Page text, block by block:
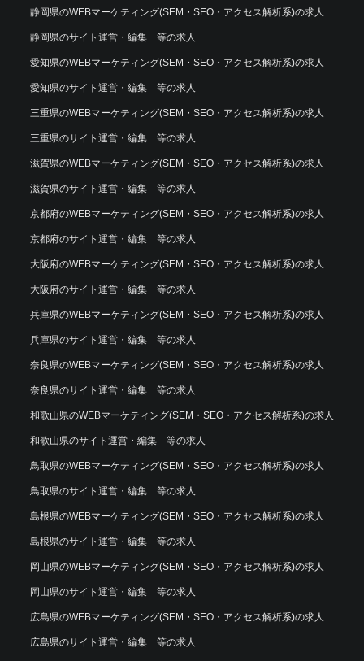
静岡県のWEBマーケティング(SEM・SEO・アクセス解析系)の求人
静岡県のサイト運営・編集 等の求人
愛知県のWEBマーケティング(SEM・SEO・アクセス解析系)の求人
愛知県のサイト運営・編集 等の求人
三重県のWEBマーケティング(SEM・SEO・アクセス解析系)の求人
三重県のサイト運営・編集 等の求人
滋賀県のWEBマーケティング(SEM・SEO・アクセス解析系)の求人
滋賀県のサイト運営・編集 等の求人
京都府のWEBマーケティング(SEM・SEO・アクセス解析系)の求人
京都府のサイト運営・編集 等の求人
大阪府のWEBマーケティング(SEM・SEO・アクセス解析系)の求人
大阪府のサイト運営・編集 等の求人
兵庫県のWEBマーケティング(SEM・SEO・アクセス解析系)の求人
兵庫県のサイト運営・編集 等の求人
奈良県のWEBマーケティング(SEM・SEO・アクセス解析系)の求人
奈良県のサイト運営・編集 等の求人
和歌山県のWEBマーケティング(SEM・SEO・アクセス解析系)の求人
和歌山県のサイト運営・編集 等の求人
鳥取県のWEBマーケティング(SEM・SEO・アクセス解析系)の求人
鳥取県のサイト運営・編集 等の求人
島根県のWEBマーケティング(SEM・SEO・アクセス解析系)の求人
島根県のサイト運営・編集 等の求人
岡山県のWEBマーケティング(SEM・SEO・アクセス解析系)の求人
岡山県のサイト運営・編集 等の求人
広島県のWEBマーケティング(SEM・SEO・アクセス解析系)の求人
広島県のサイト運営・編集 等の求人